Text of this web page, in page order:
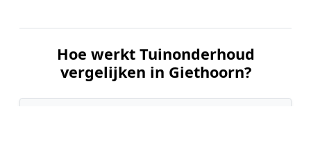
Hoe werkt Tuinonderhoud
vergelijken in Giethoorn?